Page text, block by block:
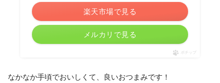
楽天市場で見る
メルカリで見る
ポチップ
なかなか手頃でおいしくて、良いおつまみです！